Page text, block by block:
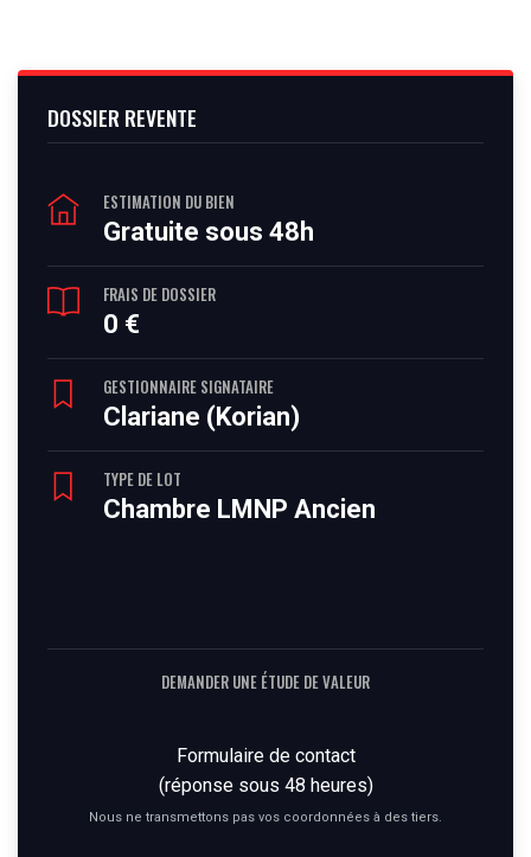
DOSSIER REVENTE
ESTIMATION DU BIEN
Gratuite sous 48h
FRAIS DE DOSSIER
0 €
GESTIONNAIRE SIGNATAIRE
Clariane (Korian)
TYPE DE LOT
Chambre LMNP Ancien
DEMANDER UNE ÉTUDE DE VALEUR
Formulaire de contact
(réponse sous 48 heures)
Nous ne transmettons pas vos coordonnées à des tiers.